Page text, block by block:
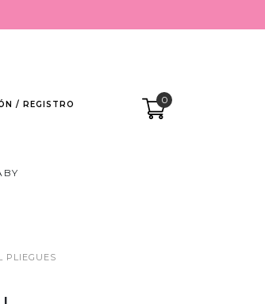
/ REGISTRO 0
PLIEGUES